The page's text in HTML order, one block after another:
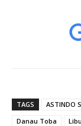
TAGS ASTINDO
Danau Toba